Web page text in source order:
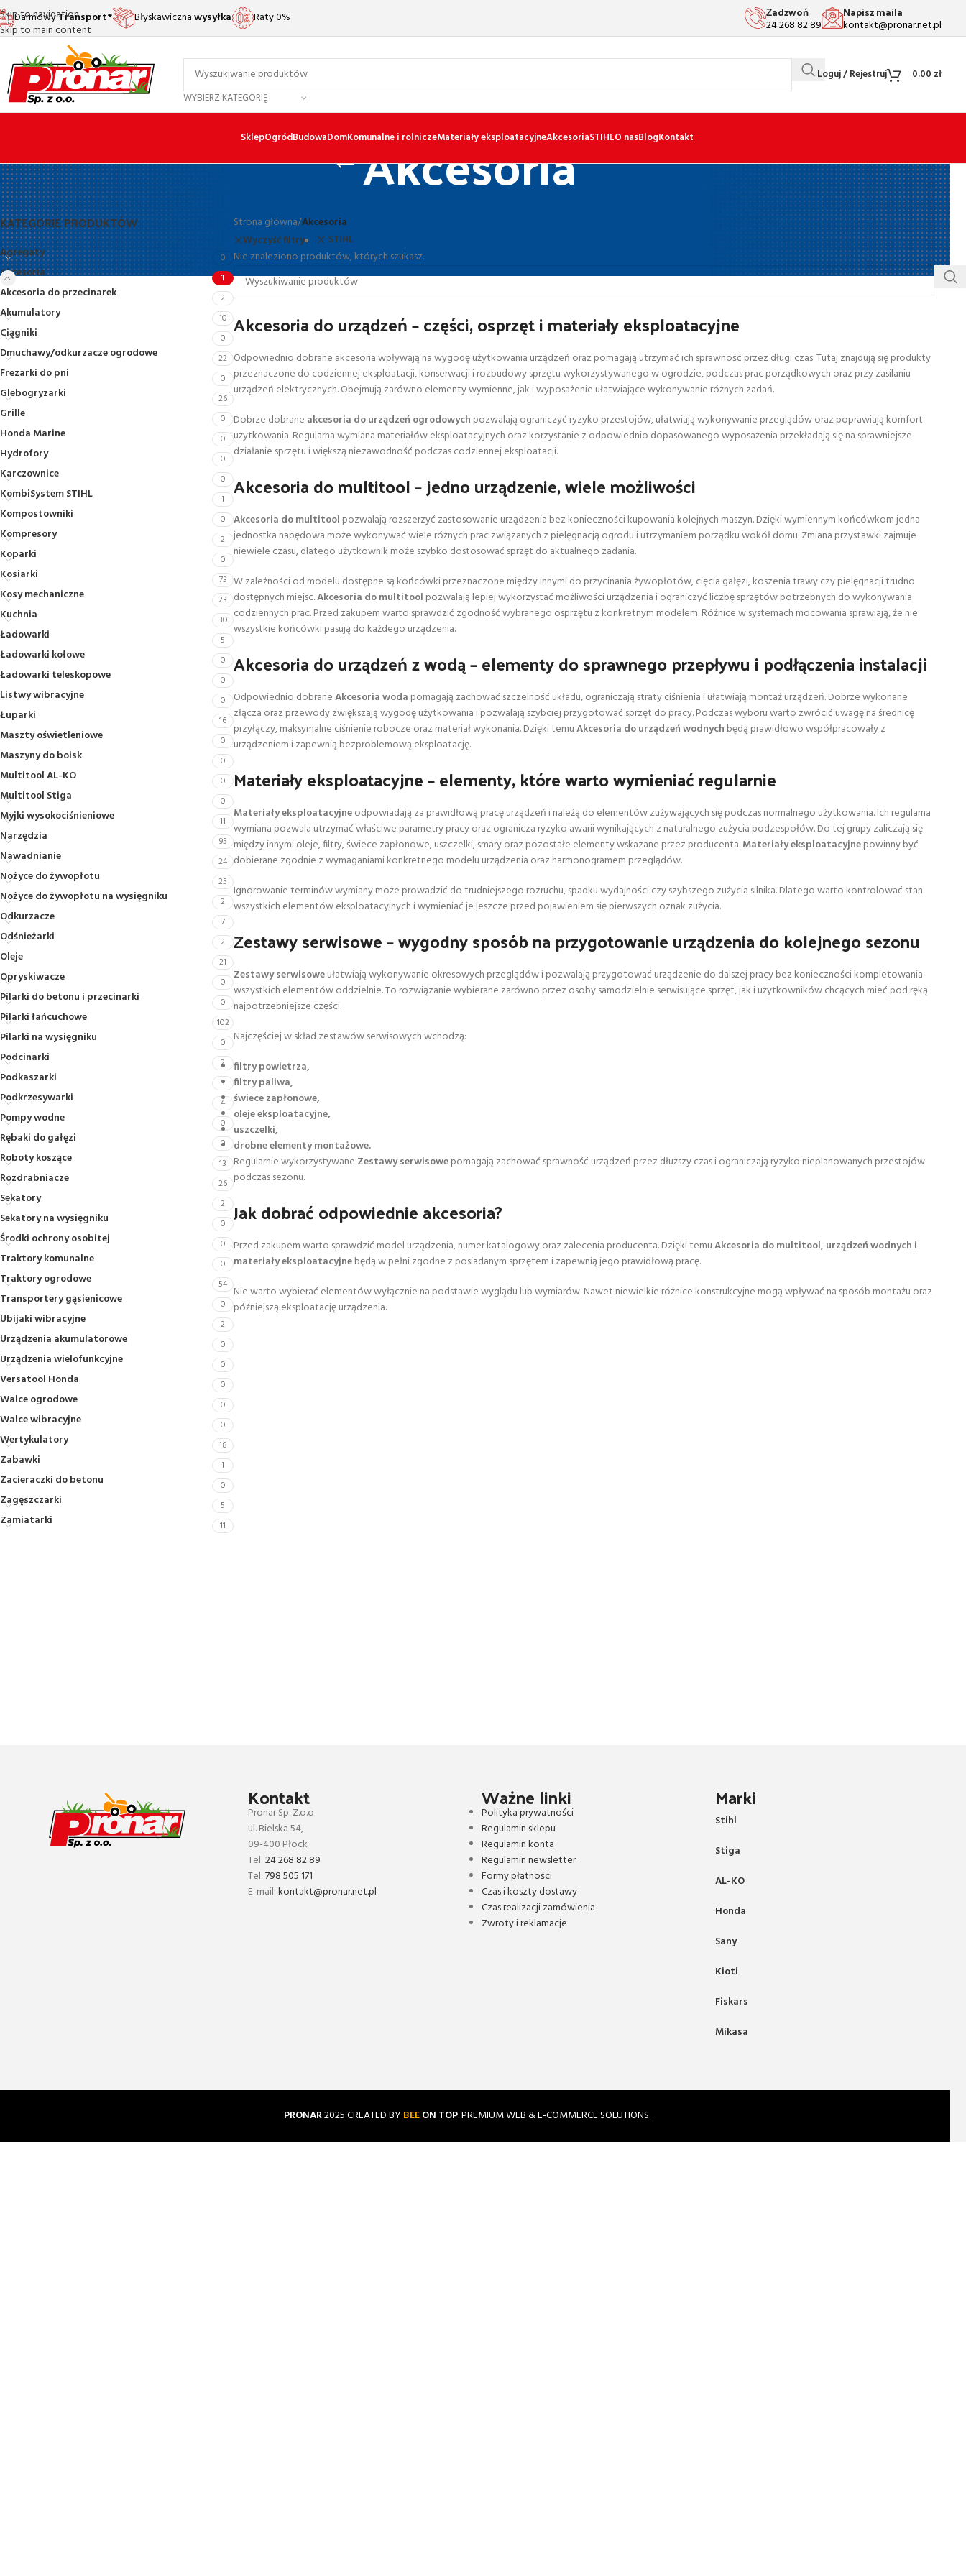
Skip to navigation
Skip to main content
DarmowyTransport* Błyskawicznawysyłka Raty 0% Zadzwoń
24 268 82 89
Napisz maila
kontakt@pronar.net.pl
WYBIERZ KATEGORIĘ
Loguj / Rejestruj 0.00 zł
SklepOgródBudowaDomKomunalne i rolniczeMateriały eksploatacyjneAkcesoriaSTIHLO nasBlogKontakt
Akcesoria
KATEGORIE PRODUKTÓW
Agregaty 0
Akcesoria 1
Akcesoria do przecinarek 2
Akumulatory 10
Ciągniki 0
Dmuchawy/odkurzacze ogrodowe 22
Frezarki do pni 0
Glebogryzarki 26
Grille 0
Honda Marine 0
Hydrofory 0
Karczownice 0
KombiSystem STIHL 1
Kompostowniki 0
Kompresory 2
Koparki 0
Kosiarki 73
Kosy mechaniczne 23
Kuchnia 30
Ładowarki 5
Ładowarki kołowe 0
Ładowarki teleskopowe 0
Listwy wibracyjne 0
Łuparki 16
Maszty oświetleniowe 0
Maszyny do boisk 0
Multitool AL-KO 0
Multitool Stiga 0
Myjki wysokociśnieniowe 11
Narzędzia 95
Nawadnianie 24
Nożyce do żywopłotu 25
Nożyce do żywopłotu na wysięgniku 2
Odkurzacze 7
Odśnieżarki 2
Oleje 21
Opryskiwacze 0
Pilarki do betonu i przecinarki 0
Pilarki łańcuchowe 102
Pilarki na wysięgniku 0
Podcinarki 2
Podkaszarki 3
Podkrzesywarki 4
Pompy wodne 0
Rębaki do gałęzi 0
Roboty koszące 13
Rozdrabniacze 26
Sekatory 2
Sekatory na wysięgniku 0
Środki ochrony osobitej 0
Traktory komunalne 0
Traktory ogrodowe 54
Transportery gąsienicowe 0
Ubijaki wibracyjne 2
Urządzenia akumulatorowe 0
Urządzenia wielofunkcyjne 0
Versatool Honda 0
Walce ogrodowe 0
Walce wibracyjne 0
Wertykulatory 18
Zabawki 1
Zacieraczki do betonu 0
Zagęszczarki 5
Zamiatarki 11
Strona główna/Akcesoria
Wyczyść filtry STIHL
Nie znaleziono produktów, których szukasz.
Akcesoria do urządzeń – części, osprzęt i materiały eksploatacyjne
Odpowiednio dobrane akcesoria wpływają na wygodę użytkowania urządzeń oraz pomagają utrzymać ich sprawność przez długi czas. Tutaj znajdują się produkty
przeznaczone do codziennej eksploatacji, konserwacji i rozbudowy sprzętu wykorzystywanego w ogrodzie, podczas prac porządkowych oraz przy zasilaniu
urządzeń elektrycznych. Obejmują zarówno elementy wymienne, jak i wyposażenie ułatwiające wykonywanie różnych zadań.
Dobrze dobrane akcesoria do urządzeń ogrodowych pozwalają ograniczyć ryzyko przestojów, ułatwiają wykonywanie przeglądów oraz poprawiają komfort
użytkowania. Regularna wymiana materiałów eksploatacyjnych oraz korzystanie z odpowiednio dopasowanego wyposażenia przekładają się na sprawniejsze
działanie sprzętu i większą niezawodność podczas codziennej eksploatacji.
Akcesoria do multitool – jedno urządzenie, wiele możliwości
Akcesoria do multitool pozwalają rozszerzyć zastosowanie urządzenia bez konieczności kupowania kolejnych maszyn. Dzięki wymiennym końcówkom jedna
jednostka napędowa może wykonywać wiele różnych prac związanych z pielęgnacją ogrodu i utrzymaniem porządku wokół domu. Zmiana przystawki zajmuje
niewiele czasu, dlatego użytkownik może szybko dostosować sprzęt do aktualnego zadania.
W zależności od modelu dostępne są końcówki przeznaczone między innymi do przycinania żywopłotów, cięcia gałęzi, koszenia trawy czy pielęgnacji trudno
dostępnych miejsc.Akcesoria do multitool pozwalają lepiej wykorzystać możliwości urządzenia i ograniczyć liczbę sprzętów potrzebnych do wykonywania
codziennych prac. Przed zakupem warto sprawdzić zgodność wybranego osprzętu z konkretnym modelem. Różnice w systemach mocowania sprawiają, że nie
wszystkie końcówki pasują do każdego urządzenia.
Akcesoria do urządzeń z wodą – elementy do sprawnego przepływu i podłączenia instalacji
Odpowiednio dobraneAkcesoria woda pomagają zachować szczelność układu, ograniczają straty ciśnienia i ułatwiają montaż urządzeń. Dobrze wykonane
złącza oraz przewody zwiększają wygodę użytkowania i pozwalają szybciej przygotować sprzęt do pracy. Podczas wyboru warto zwrócić uwagę na średnicę
przyłączy, maksymalne ciśnienie robocze oraz materiał wykonania. Dzięki temuAkcesoria do urządzeń wodnych będą prawidłowo współpracowały z
urządzeniem i zapewnią bezproblemową eksploatację.
Materiały eksploatacyjne – elementy, które warto wymieniać regularnie
Materiały eksploatacyjneodpowiadają za prawidłową pracę urządzeń i należą do elementów zużywających się podczas normalnego użytkowania. Ich regularna
wymiana pozwala utrzymać właściwe parametry pracy oraz ogranicza ryzyko awarii wynikających z naturalnego zużycia podzespołów. Do tej grupy zaliczają się
między innymi oleje, filtry, świece zapłonowe, uszczelki, smary oraz pozostałe elementy wskazane przez producenta.Materiały eksploatacyjnepowinny być
dobierane zgodnie z wymaganiami konkretnego modelu urządzenia oraz harmonogramem przeglądów.
Ignorowanie terminów wymiany może prowadzić do trudniejszego rozruchu, spadku wydajności czy szybszego zużycia silnika. Dlatego warto kontrolować stan
wszystkich elementów eksploatacyjnych i wymieniać je jeszcze przed pojawieniem się pierwszych oznak zużycia.
Zestawy serwisowe – wygodny sposób na przygotowanie urządzenia do kolejnego sezonu
Zestawy serwisoweułatwiają wykonywanie okresowych przeglądów i pozwalają przygotować urządzenie do dalszej pracy bez konieczności kompletowania
wszystkich elementów oddzielnie. To rozwiązanie wybierane zarówno przez osoby samodzielnie serwisujące sprzęt, jak i użytkowników chcących mieć pod ręką
najpotrzebniejsze części.
Najczęściej w skład zestawów serwisowych wchodzą:
filtry powietrza,
filtry paliwa,
świece zapłonowe,
oleje eksploatacyjne,
uszczelki,
drobne elementy montażowe.
Regularnie wykorzystywane Zestawy serwisowepomagają zachować sprawność urządzeń przez dłuższy czas i ograniczają ryzyko nieplanowanych przestojów
podczas sezonu.
Jak dobrać odpowiednie akcesoria?
Przed zakupem warto sprawdzić model urządzenia, numer katalogowy oraz zalecenia producenta. Dzięki temuAkcesoria do multitool, urządzeń wodnych i
materiały eksploatacyjnebędą w pełni zgodne z posiadanym sprzętem i zapewnią jego prawidłową pracę.
Nie warto wybierać elementów wyłącznie na podstawie wyglądu lub wymiarów. Nawet niewielkie różnice konstrukcyjne mogą wpływać na sposób montażu oraz
późniejszą eksploatację urządzenia.
Kontakt
Pronar Sp. Z.o.o
ul. Bielska 54,
09-400 Płock
Tel:24 268 82 89
Tel:798 505 171
E-mail:kontakt@pronar.net.pl
Ważne linki
Polityka prywatności
Regulamin sklepu
Regulamin konta
Regulamin newsletter
Formy płatności
Czas i koszty dostawy
Czas realizacji zamówienia
Zwroty i reklamacje
Marki
Stihl
Stiga
AL-KO
Honda
Sany
Kioti
Fiskars
Mikasa
PRONAR2025 CREATED BY BEEON TOP. PREMIUM WEB & E-COMMERCE SOLUTIONS.